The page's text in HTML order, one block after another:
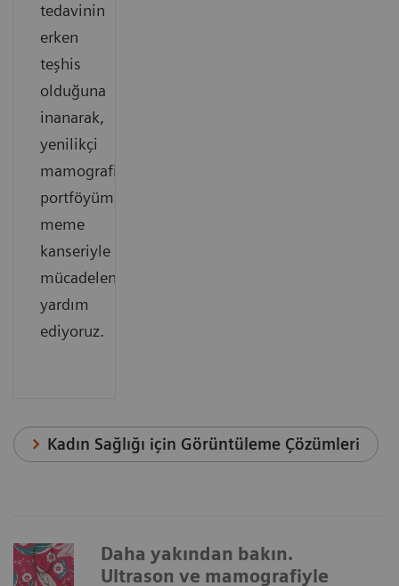
tedavinin
erken
teşhis
olduğuna
inanarak,
yenilikçi
mamografi
portföyümüzle
meme
kanseriyle
mücadelenize
yardım
ediyoruz.
Kadın Sağlığı için Görüntüleme Çözümleri
Daha yakından bakın.
Ultrason ve mamografiyle